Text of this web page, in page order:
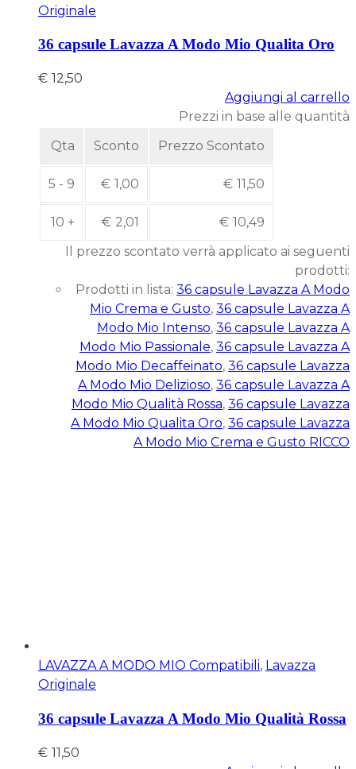
Originale
36 capsule Lavazza A Modo Mio Qualita Oro
€ 12,50
Aggiungi al carrello
Prezzi in base alle quantità
Qta
Sconto Prezzo Scontato
5 - 9 € 1,00 € 11,50
10 + € 2,01 € 10,49
Il prezzo scontato verrà applicato ai seguenti
prodotti:
Prodotti in lista: 36 capsule Lavazza A Modo
Mio Crema e Gusto, 36 capsule Lavazza A
Modo Mio Intenso, 36 capsule Lavazza A
Modo Mio Passionale, 36 capsule Lavazza A
Modo Mio Decaffeinato, 36 capsule Lavazza
A Modo Mio Delizioso, 36 capsule Lavazza A
Modo Mio Qualità Rossa, 36 capsule Lavazza
A Modo Mio Qualita Oro, 36 capsule Lavazza
A Modo Mio Crema e Gusto RICCO
LAVAZZA A MODO MIO Compatibili, Lavazza
Originale
36 capsule Lavazza A Modo Mio Qualità Rossa
€ 11,50